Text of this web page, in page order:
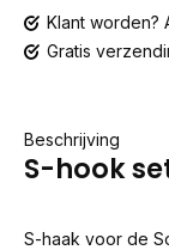
Klant worden?
Gratis
Beschrijving
S-hook
S-haak voor de